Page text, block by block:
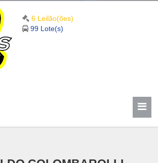
6 Leilão(ões)
99 Lote(s)